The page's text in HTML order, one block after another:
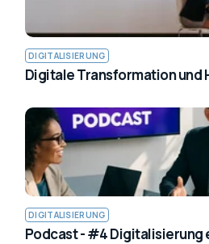
DIGITALISIERUNG
Digitale Transformation und
DIGITALISIERUNG
Podcast - #4